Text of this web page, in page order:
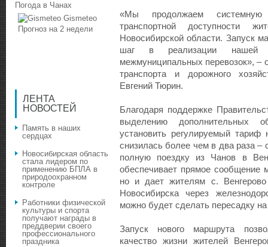
«Мы продолжаем
транспортной доступности
Новосибирской области. Запуск
шаг в реализации нашей
межмуниципальных перевозок», –
транспорта и дорожного
Евгений Тюрин.
Благодаря поддержке
выделению дополнительных
установить регулируемый
снизилась более чем в два раза –
полную поездку из Чанов в
обеспечивает прямое сообщение
но и дает жителям с.
Новосибирска через
можно будет сделать пересадку
Запуск нового маршрута
качество жизни жителей
Погода в Чанах
Gismeteo
Прогноз на 2 недели
ЛЕНТА
НОВОСТЕЙ
Память в наших
сердцах
Новосибирская область
стала лидером по
применению БПЛА в
природоохранном
контроле
Работники физической
культуры и спорта
получают награды в
преддверии своего
профессионального
праздника